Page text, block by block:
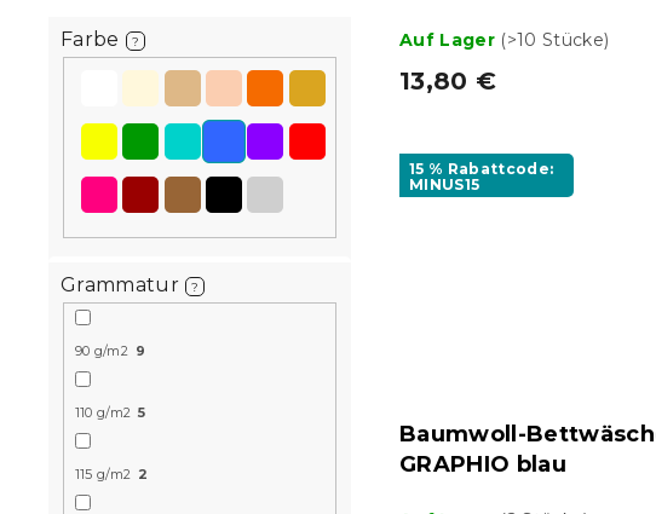
Farbe ?
Grammatur ?
90 g/m2 9
110 g/m2 5
115 g/m2 2
Auf Lager (>10 Stücke)
13,80 €
15 % Rabattcode:
MINUS15
Baumwoll-
GRAPHIO blau